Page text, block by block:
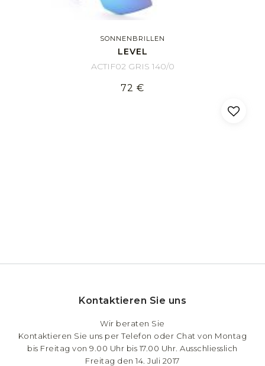
SONNENBRILLEN
LEVEL
ACTIF02 GRIS 140/0
72 €
Kontaktieren Sie uns
Wir beraten Sie
Kontaktieren Sie uns per Telefon oder Chat von Montag
bis Freitag von 9.00 Uhr bis 17.00 Uhr. Ausschliesslich
Freitag den 14. Juli 2017